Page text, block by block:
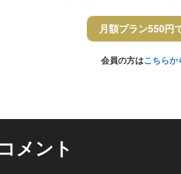
月額プラン550円
会員の方はこちらか
メント